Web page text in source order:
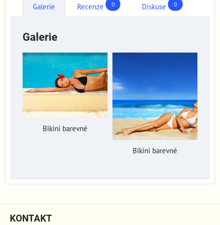
Galerie Recenze 0 Diskuse 0
Galerie
Bikini barevné
Bikini barevné
KONTAKT